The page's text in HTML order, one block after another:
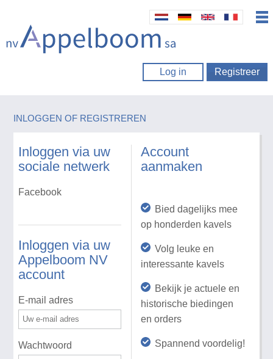
Log in Registreer
INLOGGEN OF REGISTREREN
Inloggen via uw
sociale netwerk
Facebook
Inloggen via uw
Appelboom NV
account
E-mail adres
Wachtwoord
Account
aanmaken
Bied dagelijks mee
op honderden kavels
Volg leuke en
interessante kavels
Bekijk je actuele en
historische biedingen
en orders
Spannend voordelig!